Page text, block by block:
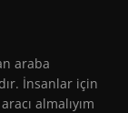
araba
İnsanlar için
almalıyım